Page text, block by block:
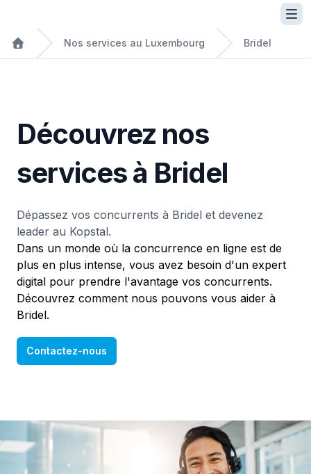
Nos services au Luxembourg Bridel
Découvrez nos
services à Bridel
Dépassez vos concurrents à Bridel et devenez
leader au Kopstal.
Dans un monde où la concurrence en ligne est de
plus en plus intense, vous avez besoin d'un expert
digital pour prendre l'avantage vos concurrents.
Découvrez comment nous pouvons vous aider à
Bridel.
Contactez-nous